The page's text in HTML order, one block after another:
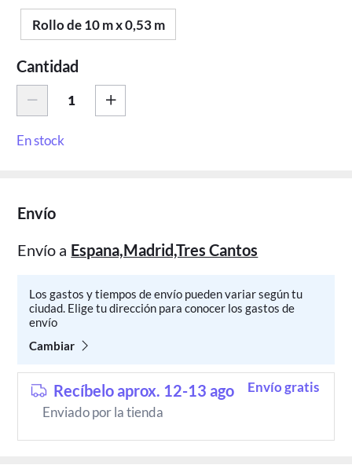
Rollo de 10 m x 0,53 m
Cantidad
En stock
Envío
Envío a Espana,Madrid,Tres Cantos
Los gastos y tiempos de envío pueden variar según tu
ciudad. Elige tu dirección para conocer los gastos de
envío
Cambiar
Recíbelo aprox. 12-13 ago
Envío gratis
Enviado por la tienda